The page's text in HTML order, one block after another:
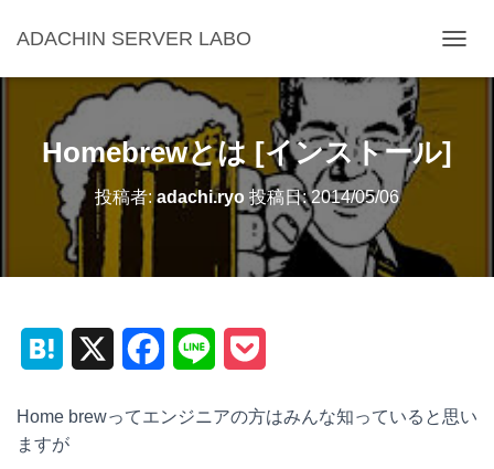
ADACHIN SERVER LABO
ビ
替
Homebrewとは [インストール]
投稿者:adachi.ryo 投稿日:2014/05/06
c
Home brewってエンジニアの方はみんな知っていると思い
ますが